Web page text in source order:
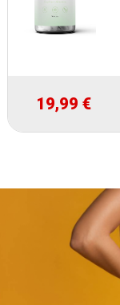
19,99 €